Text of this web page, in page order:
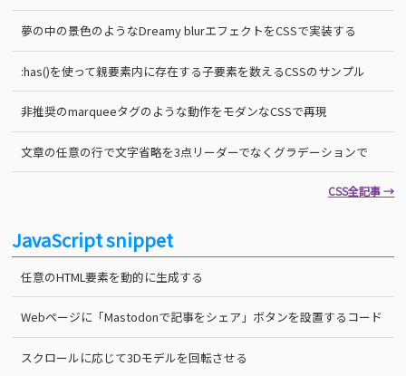
夢の中の景色のようなDreamy blurエフェクトをCSSで実装する
:has()を使って親要素内に存在する子要素を数えるCSSのサンプル
非推奨のmarqueeタグのような動作をモダンなCSSで再現
文章の任意の行で文字省略を3点リーダーでなくグラデーションで
CSS全記事 →
JavaScript snippet
任意のHTML要素を動的に生成する
Webページに「Mastodonで記事をシェア」ボタンを設置するコード
スクロールに応じて3Dモデルを回転させる